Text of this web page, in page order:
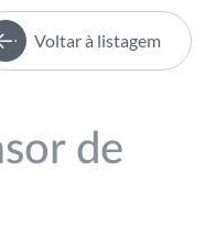
Voltar à listagem
de